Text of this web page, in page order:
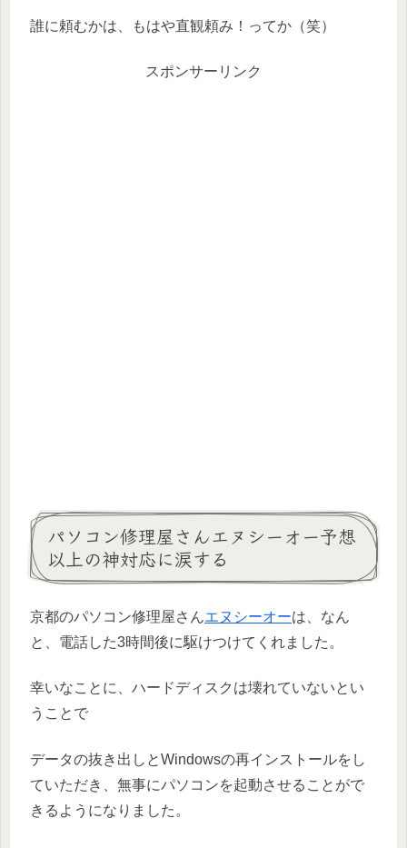
誰に頼むかは、もはや直観頼み！ってか（笑）
スポンサーリンク
パソコン修理屋さんエヌシーオー予想
以上の神対応に涙する
京都のパソコン修理屋さんエヌシーオーは、なん
と、電話した3時間後に駆けつけてくれました。
幸いなことに、ハードディスクは壊れていないとい
うことで
データの抜き出しとWindowsの再インストールをし
ていただき、無事にパソコンを起動させることがで
きるようになりました。